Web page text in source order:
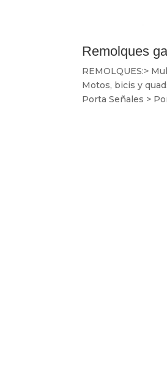
Remolques
REMOLQUES:>
Motos, bicis y
Porta Señales >